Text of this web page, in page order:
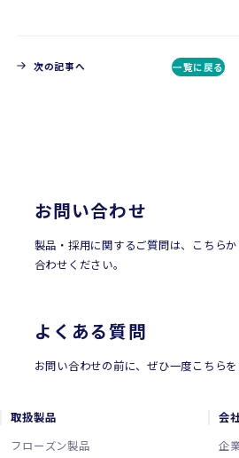
次の記事へ 一覧に戻る
お問い合わせ
製品・採用に関するご質問は、こちら
合わせください。
よくある質問
お問い合わせの前に、ぜひ一度こちらを
取扱製品
フローズン製品
会
企